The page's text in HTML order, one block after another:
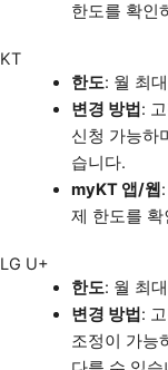
한도를 확인
KT
한도: 월 최
변경 방법:
신청 가능하
습니다.
myKT 앱/웹
제 한도를
LG U+
한도: 월 최
변경 방법:
조정이 가능